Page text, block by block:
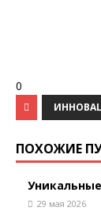
0
ПОХОЖИЕ
29 мая 2026